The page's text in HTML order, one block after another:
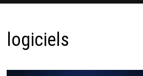
logiciels